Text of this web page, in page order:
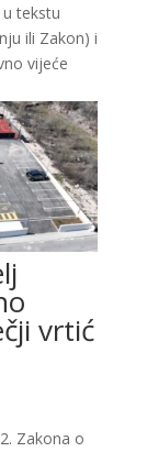
tekstu
ili Zakon) i
vijeće
vrtić
Zakona o